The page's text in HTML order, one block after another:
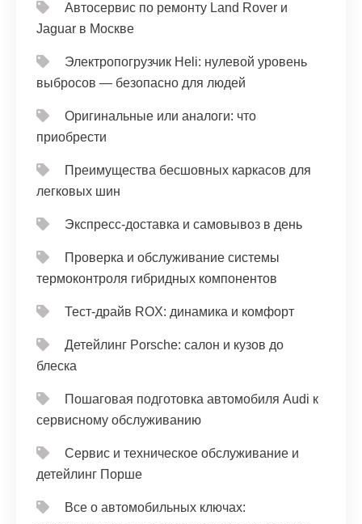
Автосервис по ремонту Land Rover и
Jaguar в Москве
Электропогрузчик Heli: нулевой уровень
выбросов — безопасно для людей
Оригинальные или аналоги: что
приобрести
Преимущества бесшовных каркасов для
легковых шин
Экспресс-доставка и самовывоз в день
Проверка и обслуживание системы
термоконтроля гибридных компонентов
Тест‑драйв ROX: динамика и комфорт
Детейлинг Porsche: салон и кузов до
блеска
Пошаговая подготовка автомобиля Audi к
сервисному обслуживанию
Сервис и техническое обслуживание и
детейлинг Порше
Все о автомобильных ключах: